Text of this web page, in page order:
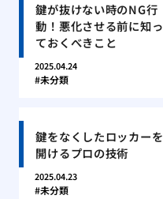
鍵が抜けない時のNG行
動！悪化させる前に知っ
ておくべきこと
2025.04.24
未分類
鍵をなくしたロッカーを
開けるプロの技術
2025.04.23
未分類